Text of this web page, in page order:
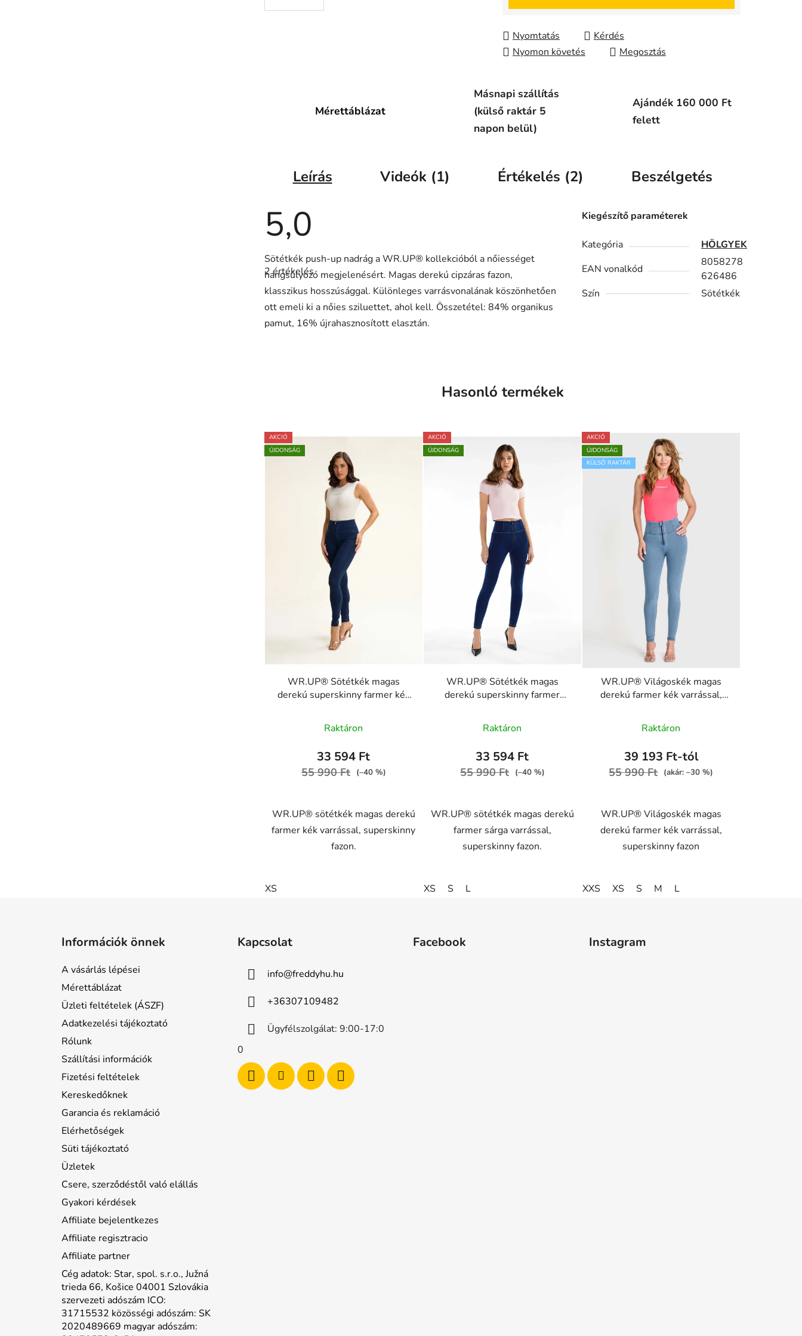
Nyomtatás
Kérdés
Nyomon követés
Megosztás
Mérettáblázat
Másnapi szállítás
(külső raktár 5
napon belül)
Ajándék 160 000 Ft
felett
Leírás Videók (1) Értékelés (2) Beszélgetés
5,0
A
termék
átlagos
értékelése
5-
ből
5,0
csillag.
2 értékelés
Sötétkék push-up nadrág a WR.UP® kollekcióból a nőiességet
hangsúlyozó megjelenésért. Magas derekú cipzáras fazon,
klasszikus hosszúsággal. Különleges varrásvonalának köszönhetően
ott emeli ki a nőies sziluettet, ahol kell. Összetétel: 84% organikus
pamut, 16% újrahasznosított elasztán.
Kiegészítő paraméterek
Kategória
HÖLGYEK
EAN vonalkód
8058278
626486
Szín
Sötétkék
Hasonló termékek
AKCIÓ
ÚJDONSÁG
WR.UP® Sötétkék magas
derekú superskinny farmer kék
WRUP2HC002ORG, J0B
Raktáron
33 594 Ft
55 990 Ft (–40 %)
WR.UP® sötétkék magas derekú
farmer kék varrással, superskinny
fazon.
XS
AKCIÓ
ÚJDONSÁG
WR.UP® Sötétkék magas
derekú superskinny farmer
WRUP2HC002ORG, J0Y
Raktáron
33 594 Ft
55 990 Ft (–40 %)
WR.UP® sötétkék magas derekú
farmer sárga varrással,
superskinny fazon.
XS S L
AKCIÓ
ÚJDONSÁG
KÜLSŐ RAKTÁR
WR.UP® Világoskék magas
derekú farmer kék varrással,
WRUP2HC002ORG, J4B
Raktáron
39 193 Ft-tól
55 990 Ft (akár: –30 %)
WR.UP® Világoskék magas
derekú farmer kék varrással,
superskinny fazon
XXS XS S M L
Információk önnek
A vásárlás lépései
Mérettáblázat
Üzleti feltételek (ÁSZF)
Adatkezelési tájékoztató
Rólunk
Szállítási információk
Fizetési feltételek
Kereskedőknek
Garancia és reklamáció
Elérhetőségek
Süti tájékoztató
Üzletek
Csere, szerződéstől való elállás
Gyakori kérdések
Affiliate bejelentkezes
Affiliate regisztracio
Affiliate partner
Cég adatok: Star, spol. s.r.o., Južná
trieda 66, Košice 04001 Szlovákia
szervezeti adószám ICO:
31715532 közösségi adószám: SK
2020489669 magyar adószám:
Kapcsolat
info@freddyhu.hu
+36307109482
Ügyfélszolgálat: 9:00-17:0
0
Facebook Instagram